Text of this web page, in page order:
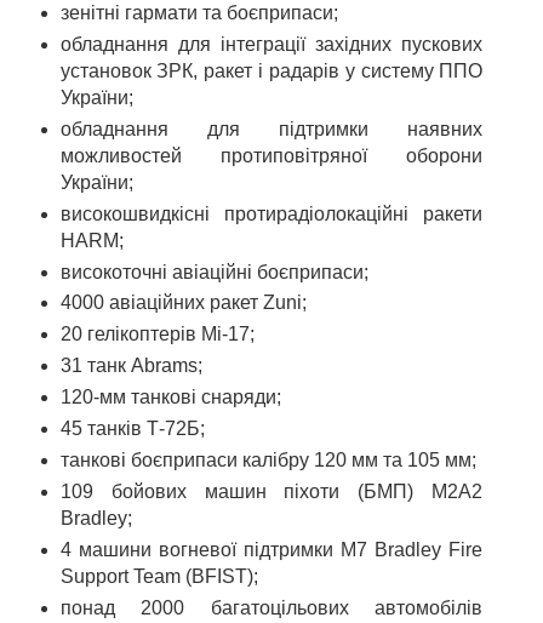
зенітні гармати та боєприпаси;
обладнання для інтеграції західних пускових
установок ЗРК, ракет і радарів у систему ППО
України;
обладнання для підтримки наявних
можливостей протиповітряної оборони
України;
високошвидкісні протирадіолокаційні ракети
HARM;
високоточні авіаційні боєприпаси;
4000 авіаційних ракет Zuni;
20 гелікоптерів Мі-17;
31 танк Abrams;
120-мм танкові снаряди;
45 танків Т-72Б;
танкові боєприпаси калібру 120 мм та 105 мм;
109 бойових машин піхоти (БМП) M2A2
Bradley;
4 машини вогневої підтримки M7 Bradley Fire
Support Team (BFIST);
понад 2000 багатоцільових автомобілів